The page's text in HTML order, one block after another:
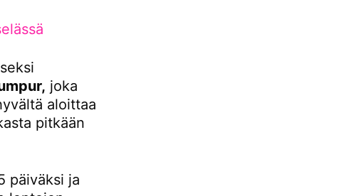
joka
aloittaa
pitkään
päiväksi ja